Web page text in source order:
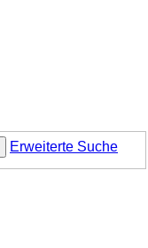
Erweiterte Suche